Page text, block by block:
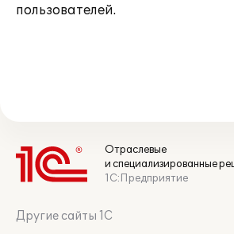
пользователей.
Отраслевые
и специализированные
1С:Предприятие
Другие сайты 1С